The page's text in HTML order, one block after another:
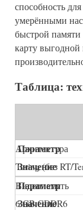
способность
умерёнными
быстрой памяти
карту
Таблица:
Архитектура
Turing (без RT/
Видеопамять
6 GB GDDR6